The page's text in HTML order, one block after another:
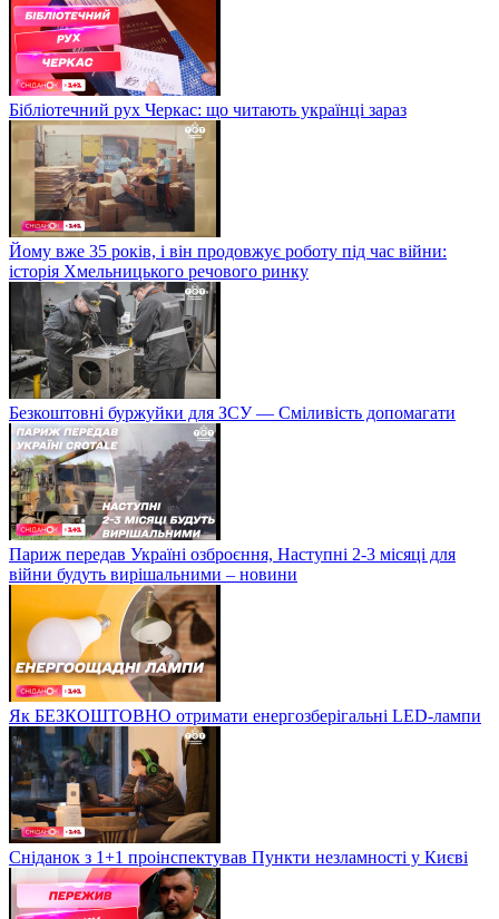
Бібліотечний рух Черкас: що читають українці зараз
Йому вже 35 років, і він продовжує роботу під час війни:
історія Хмельницького речового ринку
Безкоштовні буржуйки для ЗСУ — Сміливість допомагати
Париж передав Україні озброєння, Наступні 2-3 місяці для
війни будуть вирішальними – новини
Як БЕЗКОШТОВНО отримати енергозберігальні LED-лампи
Сніданок з 1+1 проінспектував Пункти незламності у Києві